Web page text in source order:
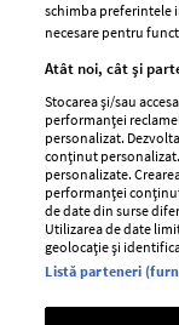
GSP
Unica
Baby
Retete
Pariază
Jocurile
schimba preferintele
necesare pentru
Atât noi, cât și
Stocarea și/sau
performanței
personalizat.
conținut
personalizate.
performanței
de date din surse
Utilizarea de date
geolocație și
Listă parteneri